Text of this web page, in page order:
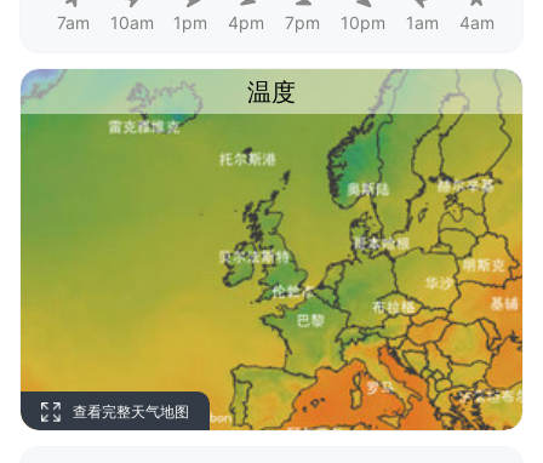
7am 10am 1pm 4pm 7pm 10pm 1am 4am
温度
查看完整天气地图